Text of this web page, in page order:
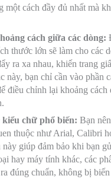
một cách đầy đủ nhất mà
cách giữa các dòng:
thước lớn sẽ làm cho các
ra xa nhau, khiến trang
này, bạn chỉ cần vào phần
điều chỉnh lại khoảng cách
kiểu chữ phổ biến: Bạn
thuộc như Arial, Calibri
giúp đảm bảo khi bạn
hay máy tính khác, các
đúng chuẩn, không bị